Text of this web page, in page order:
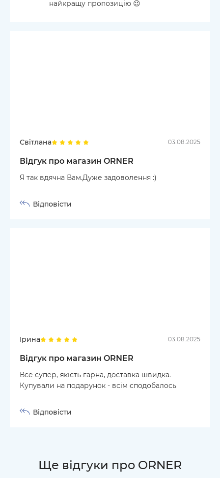
найкращу пропозицію 😉
Світлана 03.08.2025
Відгук про магазин ORNER
Я так вдячна Вам.Дуже задоволення :)
Відповісти
Ірина 03.08.2025
Відгук про магазин ORNER
Все супер, якість гарна, доставка швидка.
Купували на подарунок - всім сподобалось
Відповісти
Ще відгуки про ORNER